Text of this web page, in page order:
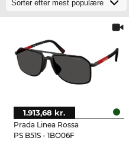
Prada Linea Rossa
PS B51S - 1BO06F
1.913,68 kr.